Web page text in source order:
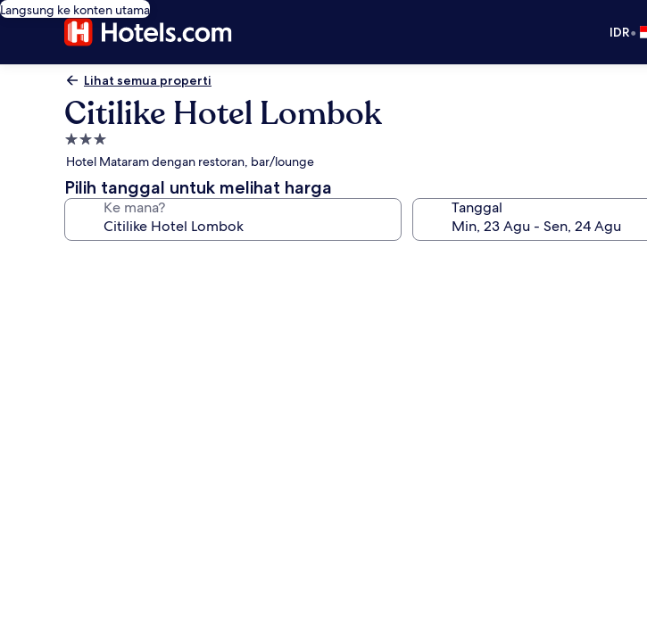
Langsung ke konten utama
IDR•
Lihat semua properti
Citilike Hotel Lombok
Properti
bintang
3.0
Hotel Mataram dengan restoran, bar/lounge
Pilih tanggal untuk melihat harga
Ke mana? Tanggal